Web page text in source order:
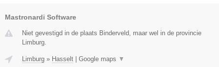
Mastronardi Software
Niet gevestigd in de plaats Binderveld, maar wel in de provincie
Limburg.
Limburg » Hasselt Google maps ▼